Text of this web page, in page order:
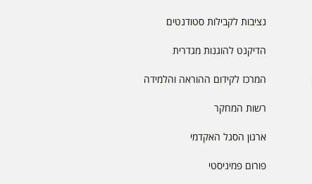
נציבות לקבילות סטודנטים
הדיקנט להוגנות מגדרית
המרכז לקידום ההוראה והלמידה
רשות המחקר
ארגון הסגל האקדמי
פורום פמיניסטי